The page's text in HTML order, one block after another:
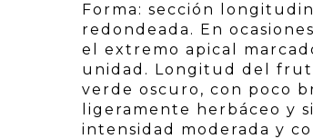
Forma: sección
redondeada. En
el extremo apical
unidad. Longitud del
verde oscuro, con poco
ligeramente herbáceo y
intensidad moderada y